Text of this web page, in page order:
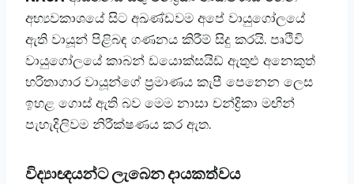
අභ්‍යවකාශයේ සිට අඛණ්ඩවම අපේ වායුගෝලයේ
ඇති වායූන් පිළිබඳ ගණනය කිරීම් සිදු කරයි. පෘථිවි
වායුගෝලයේ කාබන් ඩයොක්සයිඩ් ඇතුළු අනෙකුත්
හරිතාගාර වායූන්ගේ ප්‍රමාණය කැපී පෙනෙන ලෙස
ඉහළ ගොස් ඇති බව මෙම නාසා චන්ද්‍රිකා මඟින්
පැහැදිලිවම නිරීක්ෂණය කර ඇත.
විද්‍යාඥයන්ට ලැබෙන දායකත්වය